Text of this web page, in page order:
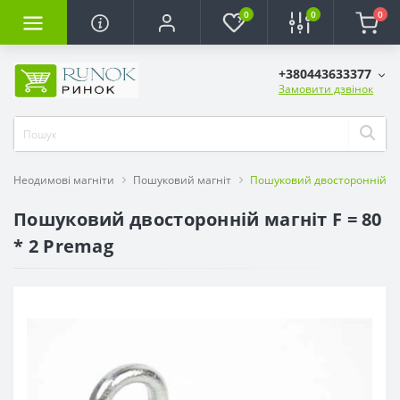
0 0 0
+380443633377
Замовити дзвінок
Неодимові магніти Пошуковий магніт Пошуковий двосторонній
Пошуковий двосторонній магніт F = 80
* 2 Premag